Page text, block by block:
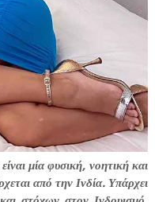
μία φυσική, νοητική και
από την Ινδία. Υπάρχει